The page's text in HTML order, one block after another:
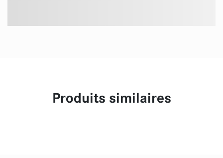
Produits similaires